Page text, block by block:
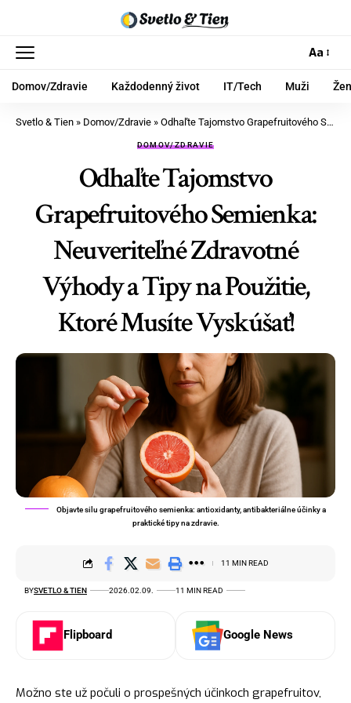
Aa
Domov/Zdravie Každodenný život IT/Tech Muži
Svetlo & Tien » Domov/Zdravie » Odhaľte Tajomstvo Grapefruitového Semienka: Neuveriteľné Zdravotné Výhody a Tipy na Použitie, Ktoré Musíte Vyskúšať!
DOMOV/ZDRAVIE
Odhaľte Tajomstvo
Grapefruitového Semienka:
Neuveriteľné Zdravotné
Výhody a Tipy na Použitie,
Ktoré Musíte Vyskúšať!
Objavte silu grapefruitového semienka: antioxidanty, antibakteriálne účinky a
praktické tipy na zdravie.
BYSVETLO & TIEN 2026.02.09. 11 MIN READ
11 MIN READ
Flipboard Google News
Možno ste už počuli o prospešných účinkoch grapefruitov,